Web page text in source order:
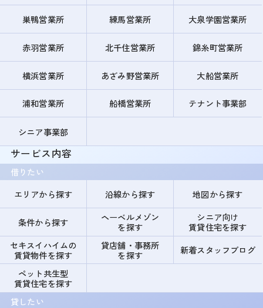
巣鴨営業所 練馬営業所 大泉学園営業所
赤羽営業所 北千住営業所 錦糸町営業所
横浜営業所 あざみ野営業所 大船営業所
浦和営業所 船橋営業所 テナント事業部
シニア事業部
サービス内容
借りたい
エリアから探す
沿線から探す 地図から探す
条件から探す
ヘーベルメゾン
を探す
シニア向け
賃貸住宅を探す
セキスイハイムの
賃貸物件を探す
貸店舗・事務所
を探す
新着スタッフブログ
ペット共生型
賃貸住宅を探す
貸したい